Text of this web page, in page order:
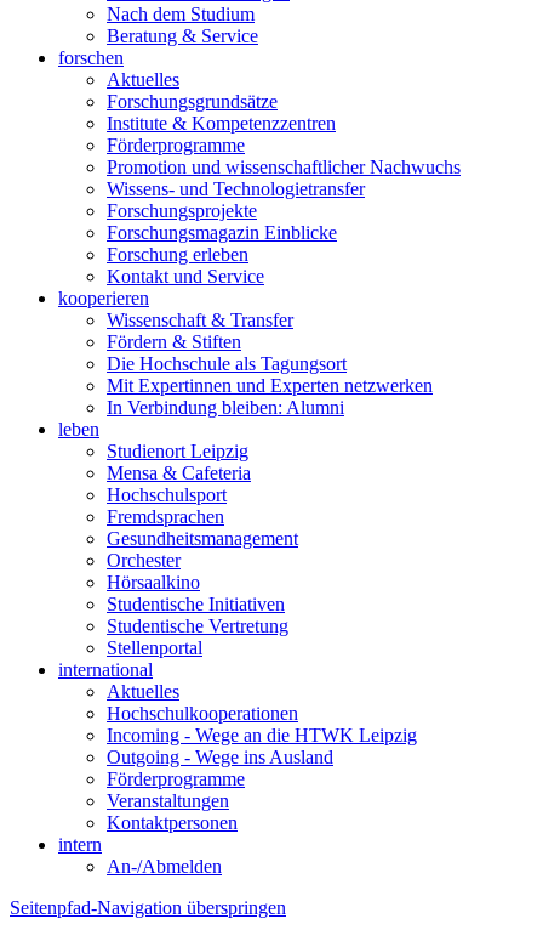
Nach dem Studium
Beratung & Service
forschen
Aktuelles
Forschungsgrundsätze
Institute & Kompetenzzentren
Förderprogramme
Promotion und wissenschaftlicher Nachwuchs
Wissens- und Technologietransfer
Forschungsprojekte
Forschungsmagazin Einblicke
Forschung erleben
Kontakt und Service
kooperieren
Wissenschaft & Transfer
Fördern & Stiften
Die Hochschule als Tagungsort
Mit Expertinnen und Experten netzwerken
In Verbindung bleiben: Alumni
leben
Studienort Leipzig
Mensa & Cafeteria
Hochschulsport
Fremdsprachen
Gesundheitsmanagement
Orchester
Hörsaalkino
Studentische Initiativen
Studentische Vertretung
Stellenportal
international
Aktuelles
Hochschulkooperationen
Incoming - Wege an die HTWK Leipzig
Outgoing - Wege ins Ausland
Förderprogramme
Veranstaltungen
Kontaktpersonen
intern
An-/Abmelden
Seitenpfad-Navigation überspringen